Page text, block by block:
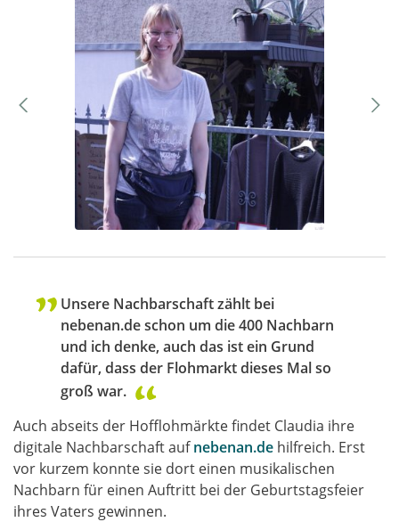
Unsere Nachbarschaft zählt bei
nebenan.de schon um die 400 Nachbarn
und ich denke, auch das ist ein Grund
dafür, dass der Flohmarkt dieses Mal so
groß war.
Auch abseits der Hofflohmärkte findet Claudia ihre
digitale Nachbarschaft aufnebenan.de hilfreich. Erst
vor kurzem konnte sie dort einen musikalischen
Nachbarn für einen Auftritt bei der Geburtstagsfeier
ihres Vaters gewinnen.